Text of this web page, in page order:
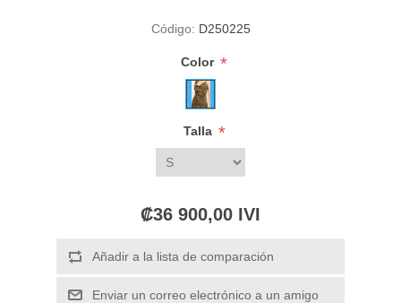
Código: D250225
Color *
Talla *
₡36 900,00 IVI